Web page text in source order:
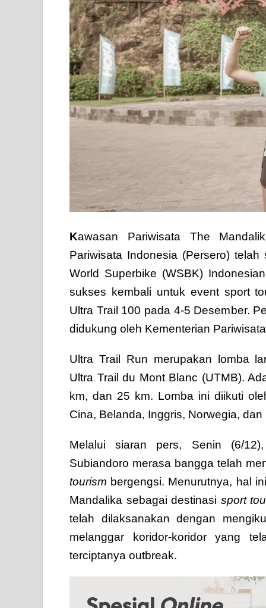
Kawasan Pariwisata The
Pariwisata Indonesia (Persero)
World Superbike (WSBK)
sukses kembali untuk event sport
Ultra Trail 100 pada 4-5 Desember.
didukung oleh Kementerian
Ultra Trail Run merupakan lomba
Ultra Trail du Mont Blanc (UTMB).
km, dan 25 km. Lomba ini diikuti
Cina, Belanda, Inggris, Norwegia,
Melalui siaran pers, Senin (6/
Subiandoro merasa bangga telah
tourism bergengsi. Menurutnya, hal
Mandalika sebagai destinasi sport
telah dilaksanakan dengan
melanggar koridor-koridor yang
terciptanya outbreak.